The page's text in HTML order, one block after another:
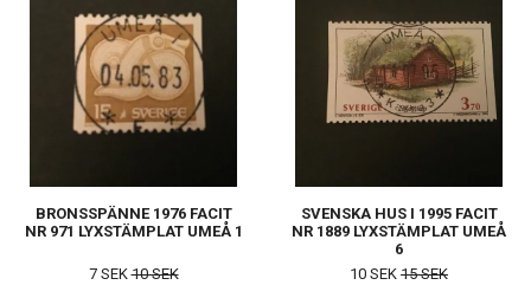
BRONSSPÄNNE 1976 FACIT
NR 971 LYXSTÄMPLAT UMEÅ 1
7 SEK10 SEK
SVENSKA HUS I 1995 FACIT
NR 1889 LYXSTÄMPLAT UMEÅ
6
10 SEK 15 SEK